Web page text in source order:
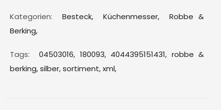
Kategorien: Besteck, Küchenmesser, Robbe &
Berking,
Tags: 04503016, 180093, 4044395151431, robbe &
berking,silber,sortiment,xml,